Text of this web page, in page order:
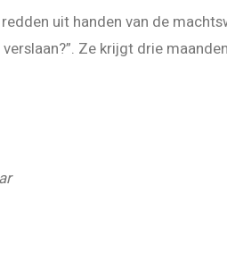
uit handen van de
Ze krijgt drie